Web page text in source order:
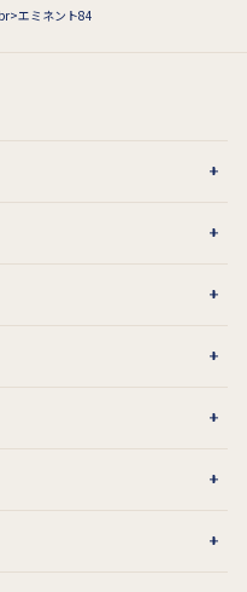
エミネント84